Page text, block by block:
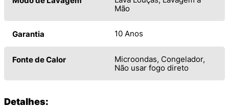
Mão
Garantia 10 Anos
Fonte de Calor
Microondas, Congelador,
Não usar fogo direto
Detalhes: